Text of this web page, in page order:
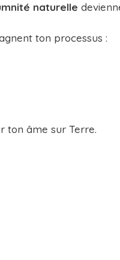
naturelle
ton processus :
ton âme sur Terre.